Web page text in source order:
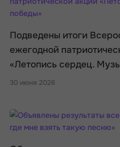
Подведены итоги
ежегодной
«Летопись сердец.
30 июня 2026